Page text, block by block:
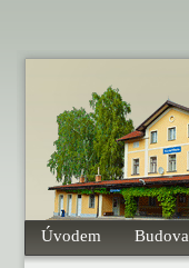
Úvodem Budova